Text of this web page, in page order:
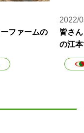
ファームの
2022/
皆さ
の江